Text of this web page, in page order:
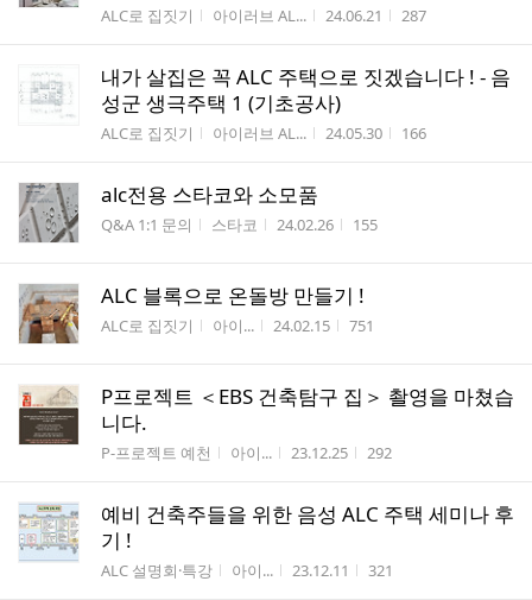
게시판명
ALC로 집짓기 작성자
아이러브 AL... 작성시간
24.06.21 조회수
287
내가 살집은 꼭 ALC 주택으로 짓겠습니다 ! - 음
성군 생극주택 1 (기초공사)
게시판명
ALC로 집짓기 작성자
아이러브 AL... 작성시간
24.05.30 조회수
166
alc전용 스타코와 소모품
게시판명
Q&A 1:1 문의 작성자
스타코 작성시간
24.02.26 조회수
155
ALC 블록으로 온돌방 만들기 !
게시판명
ALC로 집짓기 작성자
아이... 작성시간
24.02.15 조회수
751
P프로젝트 ＜EBS 건축탐구 집＞ 촬영을 마쳤습
니다.
게시판명
P-프로젝트 예천 작성자
아이... 작성시간
23.12.25 조회수
292
예비 건축주들을 위한 음성 ALC 주택 세미나 후
기 !
게시판명
ALC 설명회·특강 작성자
아이... 작성시간
23.12.11 조회수
321